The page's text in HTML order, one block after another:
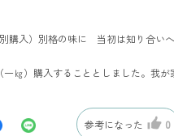
購入）別格の味に 当初は知り合い
㎏）購入することとしました。我が
参考になった 0